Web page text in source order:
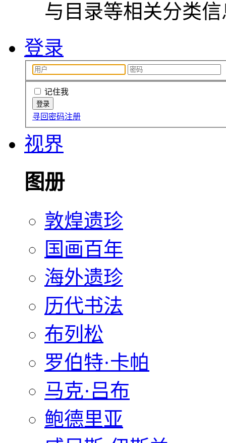
与目录等相关分类
登录
记住我
寻回密码注册
视界
图册
敦煌遗珍
国画百年
海外遗珍
历代书法
布列松
罗伯特·卡帕
马克·吕布
鲍德里亚